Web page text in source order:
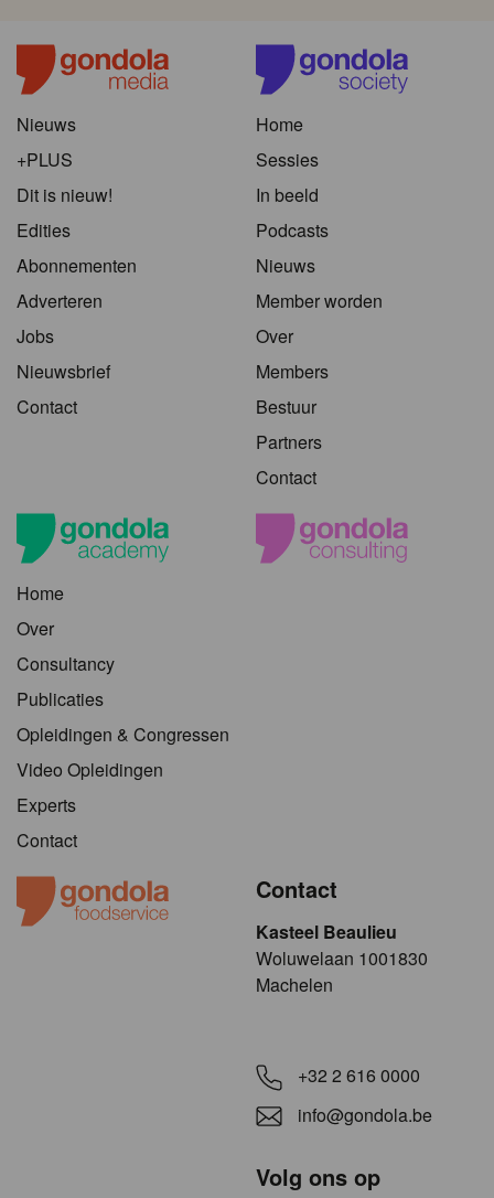
Nieuws
+PLUS
Dit is nieuw!
Edities
Abonnementen
Adverteren
Jobs
Nieuwsbrief
Contact
Home
Sessies
In beeld
Podcasts
Nieuws
Member worden
Over
Members
Bestuur
Partners
Contact
Home
Over
Consultancy
Publicaties
Opleidingen & Congressen
Video Opleidingen
Experts
Contact
Contact
Kasteel Beaulieu
​​​Woluwelaan 1001830
Machelen
+32 2 616 0000
info@gondola.be
Volg ons op